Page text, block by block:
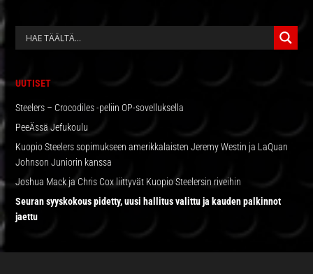
ENSISIJAINEN
UUTISET
Steelers – Crocodiles -peliin OP-sovelluksella
PeeÄssä Jefukoulu
Kuopio Steelers sopimukseen amerikkalaisten Jeremy Westin ja LaQuan
Johnson Juniorin kanssa
Joshua Mack ja Chris Cox liittyvät Kuopio Steelersin riveihin
Seuran syyskokous pidetty, uusi hallitus valittu ja kauden palkinnot
jaettu